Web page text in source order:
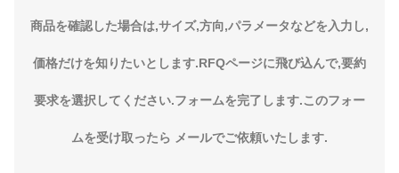
商品を確認した場合は,サイズ,方向,パラメータなどを入力し,
価格だけを知りたいとします.RFQページに飛び込んで,要約
要求を選択してください.フォームを完了します.このフォー
ムを受け取ったら メールでご依頼いたします.